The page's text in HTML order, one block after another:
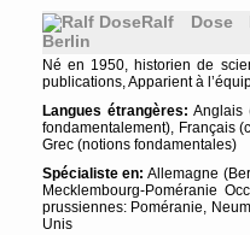
Ralf Dose
Berlin
Né en 1950, historien de
publications, Apparient à
Langues étrangères: Anglais
fondamentalement), Français
Grec (notions fondamentales)
Spécialiste en:Allemagne
Mecklembourg-Poméranie
prussiennes: Poméranie,
Unis